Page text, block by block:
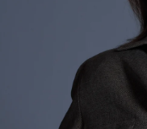
Log in or
SPUR読者のための
「The SPUR Club」。